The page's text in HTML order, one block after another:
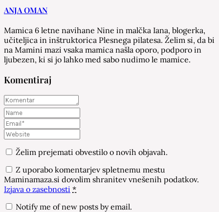
ANJA OMAN
Mamica 6 letne navihane Nine in malčka Iana, blogerka,
učiteljica in inštruktorica Plesnega pilatesa. Želim si, da bi
na Mamini mazi vsaka mamica našla oporo, podporo in
ljubezen, ki si jo lahko med sabo nudimo le mamice.
Komentiraj
Želim prejemati obvestilo o novih objavah.
Z uporabo komentarjev spletnemu mestu
Maminamaza.si dovolim shranitev vnešenih podatkov.
Izjava o zasebnosti *
Notify me of new posts by email.